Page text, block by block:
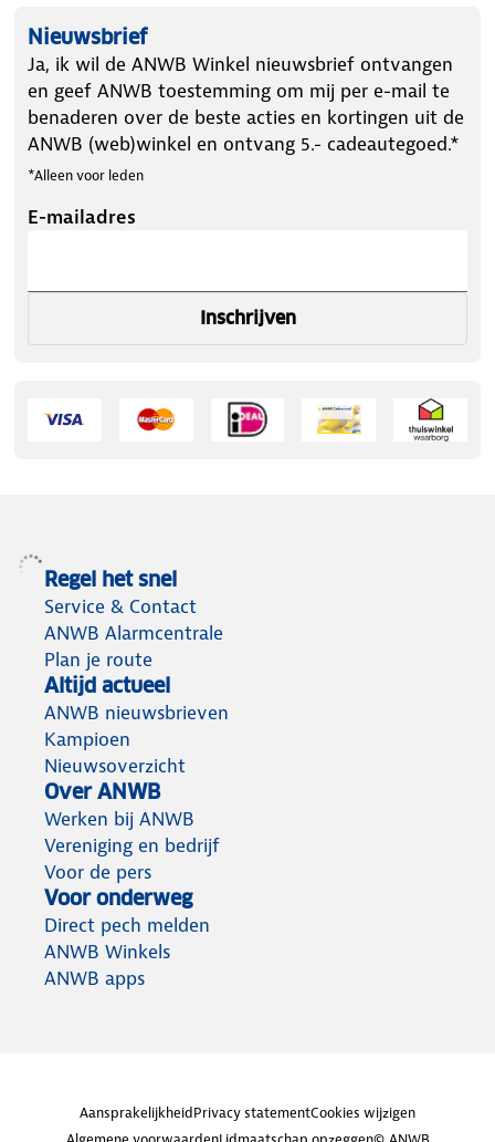
Nieuwsbrief
Ja, ik wil de ANWB Winkel nieuwsbrief ontvangen
en geef ANWB toestemming om mij per e-mail te
benaderen over de beste acties en kortingen uit de
ANWB (web)winkel en ontvang 5.- cadeautegoed.*
*Alleen voor leden
E-mailadres
Inschrijven
Regel het snel
Service & Contact
ANWB Alarmcentrale
Plan je route
Altijd actueel
ANWB nieuwsbrieven
Kampioen
Nieuwsoverzicht
Over ANWB
Werken bij ANWB
Vereniging en bedrijf
Voor de pers
Voor onderweg
Direct pech melden
ANWB Winkels
ANWB apps
AansprakelijkheidPrivacy statementCookies wijzigen